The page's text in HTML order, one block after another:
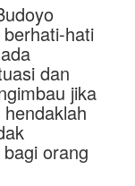
hati
dan
jika
orang